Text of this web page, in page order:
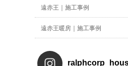
遠赤王｜施工事例
遠赤王暖房｜施工事例